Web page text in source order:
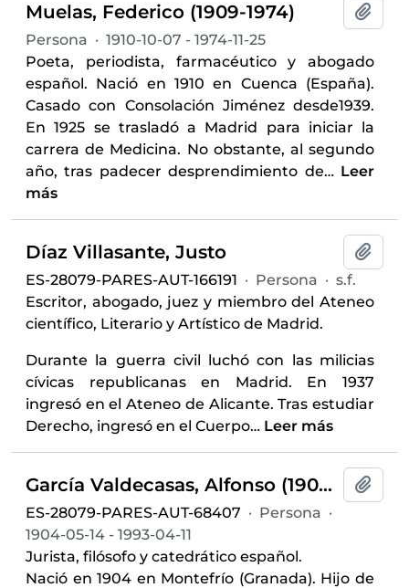
Muelas, Federico (1909-1974)
Persona · 1910-10-07 - 1974-11-25
Poeta, periodista, farmacéutico y abogado
español. Nació en 1910 en Cuenca (España).
Casado con Consolación Jiménez desde1939.
En 1925 se trasladó a Madrid para iniciar la
carrera de Medicina. No obstante, al segundo
año, tras padecer desprendimiento de… Leer
más
Díaz Villasante, Justo
ES-28079-PARES-AUT-166191 · Persona · s.f.
Escritor, abogado, juez y miembro del Ateneo
científico, Literario y Artístico de Madrid.
Durante la guerra civil luchó con las milicias
cívicas republicanas en Madrid. En 1937
ingresó en el Ateneo de Alicante. Tras estudiar
Derecho, ingresó en el Cuerpo… Leer más
García Valdecasas, Alfonso (1904-1993)
ES-28079-PARES-AUT-68407 · Persona ·
1904-05-14 - 1993-04-11
Jurista, filósofo y catedrático español.
Nació en 1904 en Montefrío (Granada). Hijo de